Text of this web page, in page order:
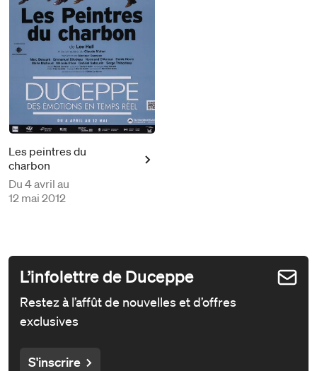
Les peintres du
charbon
Du 4 avril au
12 mai 2012
L’infolettre de Duceppe
Restez à l’affût de nouvelles et d’offres
exclusives
S'inscrire